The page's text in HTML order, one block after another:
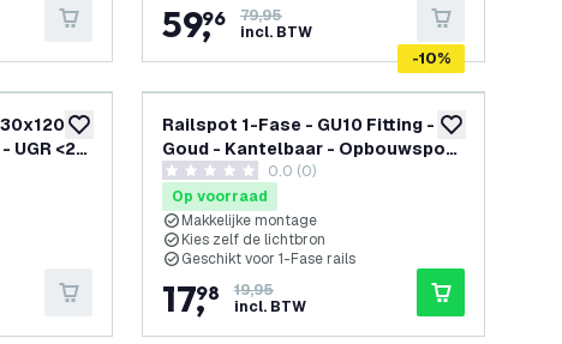
59,
96
79,95
incl. BTW
toevoegen aan verlanglijst
-
UGR <22
toevoegen
-10%
Railspot 1-Fase - GU10 Fitting -
Goud - Kantelbaar - Opbouwspot
- 125x95mm - Plug & Play
0 score sterren0.0 (0)
Op voorraad
Makkelijke montage
Kies zelf de lichtbron
Geschikt voor 1-Fase rails
17,
98
19,95
incl. BTW